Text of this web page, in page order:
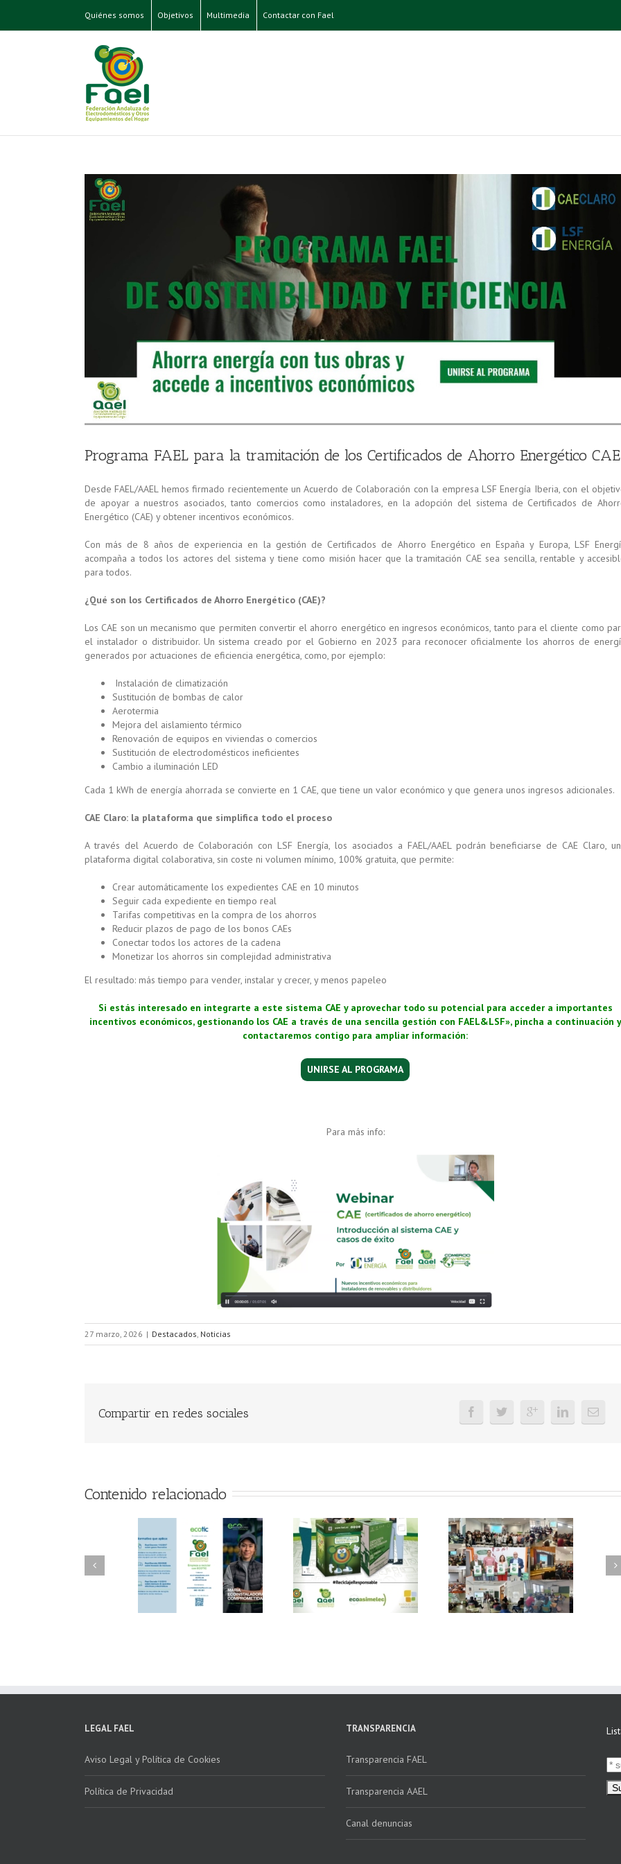
Quiénes somos Objetivos Multimedia Contactar con Fael
Programa FAEL para la tramitación de los Certificados de Ahorro Energético CAE
Desde FAEL/AAEL hemos firmado recientemente un Acuerdo de Colaboración con la empresa LSF Energía Iberia, con el
de apoyar a nuestros asociados, tanto comercios como instaladores, en la adopción del sistema de Certificados de
Energético (CAE) y obtener incentivos económicos.
Con más de 8 años de experiencia en la gestión de Certificados de Ahorro Energético en España y Europa, LSF
acompaña a todos los actores del sistema y tiene como misión hacer que la tramitación CAE sea sencilla, rentable y
para todos.
¿Qué son los Certificados de Ahorro Energético (CAE)?
Los CAE son un mecanismo que permiten convertir el ahorro energético en ingresos económicos, tanto para el cliente como
el instalador o distribuidor. Un sistema creado por el Gobierno en 2023 para reconocer oficialmente los ahorros de
generados por actuaciones de eficiencia energética, como, por ejemplo:
Instalación de climatización
Sustitución de bombas de calor
Aerotermia
Mejora del aislamiento térmico
Renovación de equipos en viviendas o comercios
Sustitución de electrodomésticos ineficientes
Cambio a iluminación LED
Cada 1 kWh de energía ahorrada se convierte en 1 CAE, que tiene un valor económico y que genera unos ingresos adicionales.
CAE Claro: la plataforma que simplifica todo el proceso
A través del Acuerdo de Colaboración con LSF Energía, los asociados a FAEL/AAEL podrán beneficiarse de CAE Claro,
plataforma digital colaborativa, sin coste ni volumen mínimo, 100% gratuita, que permite:
Crear automáticamente los expedientes CAE en 10 minutos
Seguir cada expediente en tiempo real
Tarifas competitivas en la compra de los ahorros
Reducir plazos de pago de los bonos CAEs
Conectar todos los actores de la cadena
Monetizar los ahorros sin complejidad administrativa
El resultado: más tiempo para vender, instalar y crecer, y menos papeleo
Si estás interesado en integrarte a este sistema CAE y aprovechar todo su potencial para acceder a importantes
incentivos económicos, gestionando los CAE a través de una sencilla gestión con FAEL&LSF», pincha a continuación y
contactaremos contigo para ampliar información:
UNIRSE AL PROGRAMA
Para más info:
27 marzo, 2026 | Destacados Noticias
Compartir en redes sociales
Contenido relacionado
FAEL/AAEL y
FAEL, Ecoasimelec y
Parque Joyero
Córdoba, colaboran
FAEL, junto con
Ecoasimelec, visitan
16 centros
Verde”
Ya disponible el
vídeo Webinar
«Facturación
LEGAL FAEL
Aviso Legal y Política de Cookies
Política de Privacidad
TRANSPARENCIA
Transparencia FAEL
Transparencia AAEL
Canal denuncias